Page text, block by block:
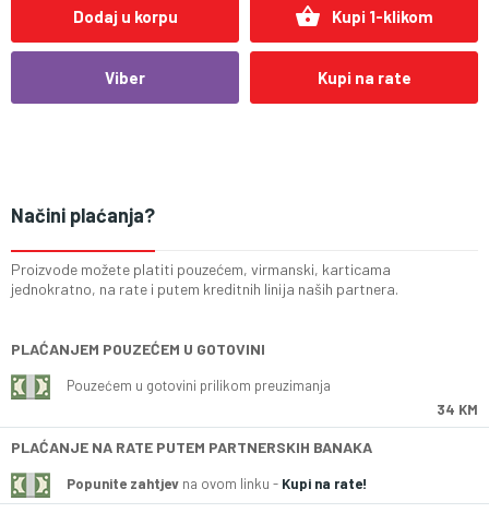
Dodaj u korpu shopping_basket Kupi 1-klikom
Viber Kupi na rate
Načini plaćanja?
Proizvode možete platiti pouzećem, virmanski, karticama
jednokratno, na rate i putem kreditnih linija naših partnera.
PLAĆANJEM POUZEĆEM U GOTOVINI
Pouzećem u gotovini prilikom preuzimanja
34 KM
PLAĆANJE NA RATE PUTEM PARTNERSKIH BANAKA
Popunite zahtjev na ovom linku - Kupi na rate!